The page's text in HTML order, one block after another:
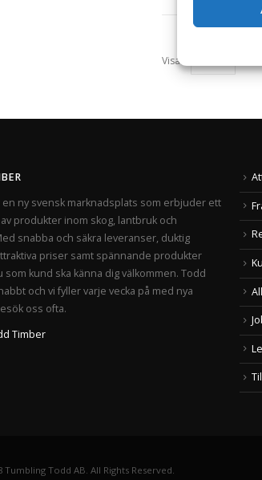
Visa:
en ny svensk marknadsplats som erbjuder ett
produkter inom skog, lantbruk och
snabba och säkra leveranser, duktig
priser samt spännande produkter
som kund ska känna dig välkommen. Todd
och vi fyller varje vecka på med nya
oss ofta.
Timber
Todd AB. All Rights Reserved.